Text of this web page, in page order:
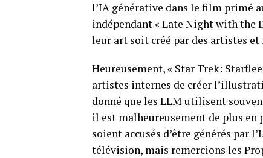
l’IA générative dans le film primé
indépendant « Late Night with the
leur art soit créé par des artistes
Heureusement, « Star Trek:
artistes internes de créer
donné que les LLM utilisent
il est malheureusement de plus en
soient accusés d’être générés par
télévision, mais remercions les